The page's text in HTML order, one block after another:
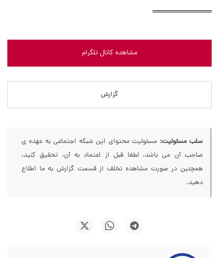
═══════════
مشاهده کانال تلگرام
گزارش
سلب مسئولیت: مسئولیت محتوای این شبکه اجتماعی به عهده ی
صاحب آن می باشد، لطفا قبل از اعتماد به آن، تحقیق کنید،
همچنین در صورت مشاهده تخلف از قسمت گزارش به ما اطلاع
دهید.